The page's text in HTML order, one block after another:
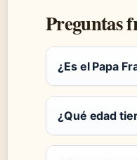
Preguntas
¿Es el Papa
¿Qué edad